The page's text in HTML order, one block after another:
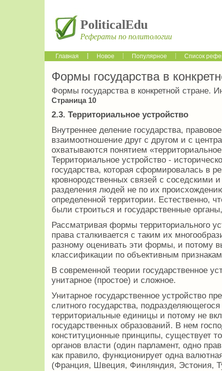
PoliticalEdu
Рефераты по политологии
Главная Новое Популярное Список
Формы государства в
Формы государства в конкретной стране.
Страница 10
2.3. Территориальное устройство
Внутреннее деление государства,
взаимоотношение друг с другом и с
охватываются понятием
Территориальное устройство -
государства, которая сформировалась в
кровнородственных связей с соседскими
разделения людей не по их
определенной территории. Естественно,
были строиться и государственные
Рассматривая формы территориального
права сталкивается с таким их
разному оценивать эти формы, и потому
классификации по объективным
В современной теории государственное
унитарное (простое) и сложное.
Унитарное государственное устройство
слитного государства,
территориальные единицы и потому не
государственных образований. В нем
конституционные принципы, существует
органов власти (один парламент, одно
как правило, функционирует одна
(Франция, Швеция, Финляндия, Эстония,